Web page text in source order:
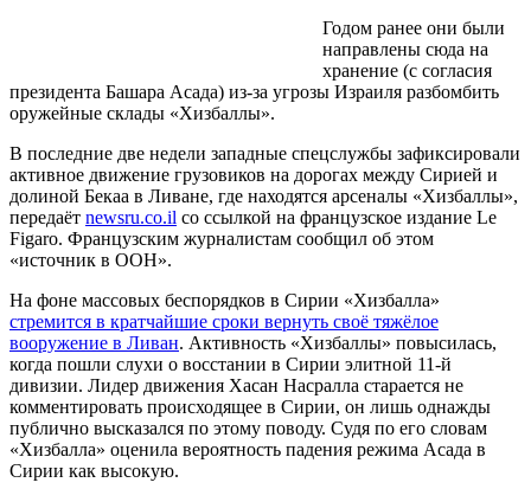
Годом ранее они были
направлены сюда на
хранение (с согласия
президента Башара Асада) из-за угрозы Израиля разбомбить
оружейные склады «Хизбаллы».
В последние две недели западные спецслужбы зафиксировали
активное движение грузовиков на дорогах между Сирией и
долиной Бекаа в Ливане, где находятся арсеналы «Хизбаллы»,
передаёт newsru.co.il со ссылкой на французское издание Le
Figaro. Французским журналистам сообщил об этом
«источник в ООН».
На фоне массовых беспорядков в Сирии «Хизбалла»
стремится в кратчайшие сроки вернуть своё тяжёлое
вооружение в Ливан. Активность «Хизбаллы» повысилась,
когда пошли слухи о восстании в Сирии элитной 11-й
дивизии. Лидер движения Хасан Насралла старается не
комментировать происходящее в Сирии, он лишь однажды
публично высказался по этому поводу. Судя по его словам
«Хизбалла» оценила вероятность падения режима Асада в
Сирии как высокую.